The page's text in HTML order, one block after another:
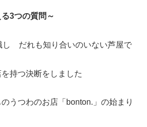
3つの質問～
し だれも知り合いのいない芦屋で
持つ決断をしました
うつわのお店「bonton.」の始まり